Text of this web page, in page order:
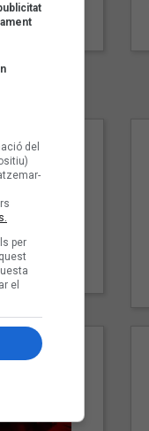
Kiss"
Muntaner
del
per
el